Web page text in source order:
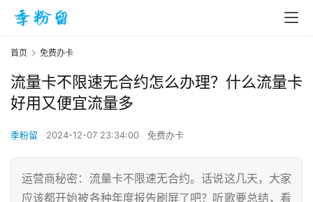
首页 免费办卡
流量卡不限速无合约怎么办理？什么流量卡
好用又便宜流量多
季粉留 2024-12-07 23:34:00 免费办卡
运营商秘密：流量卡不限速无合约。话说这几天，大家
应该都开始被各种年度报告刷屏了吧？听歌要总结，看